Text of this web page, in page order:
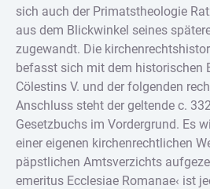
sich auch der Primatstheologie
aus dem Blickwinkel seines
zugewandt. Die
befasst sich mit dem historischen
Cölestins V. und der folgenden
Anschluss steht der geltende c.
Gesetzbuchs im Vordergrund. Es
einer eigenen kirchenrechtlichen
päpstlichen Amtsverzichts
emeritus Ecclesiae Romanae‹ ist